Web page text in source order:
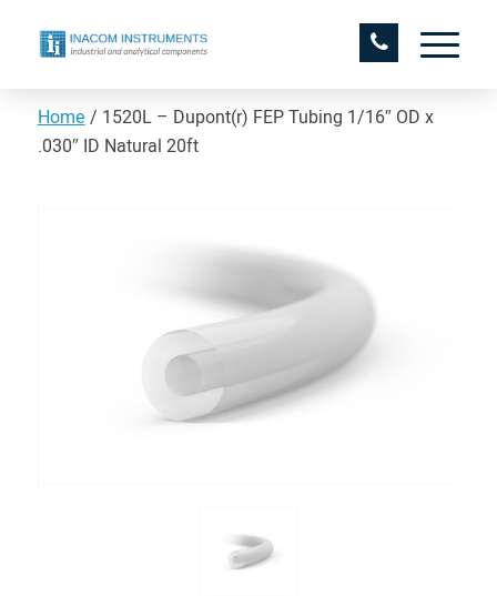
Home / 1520L – Dupont(r) FEP Tubing 1/16″ OD x
.030″ ID Natural 20ft